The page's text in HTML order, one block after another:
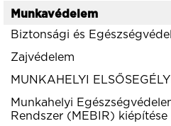
Munkavédelem
Biztonsági és
Zajvédelem
MUNKAHELYI
Munkahelyi
Rendszer (MEBIR) kiépítése